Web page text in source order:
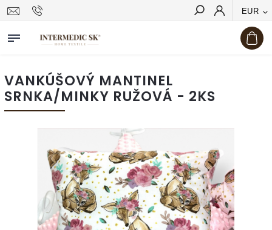
EUR
Hľadať
VANKÚŠOVÝ MANTINEL
SRNKA/MINKY RUŽOVÁ - 2KS